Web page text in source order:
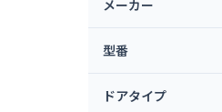
メーカー
型番
ドアタイプ